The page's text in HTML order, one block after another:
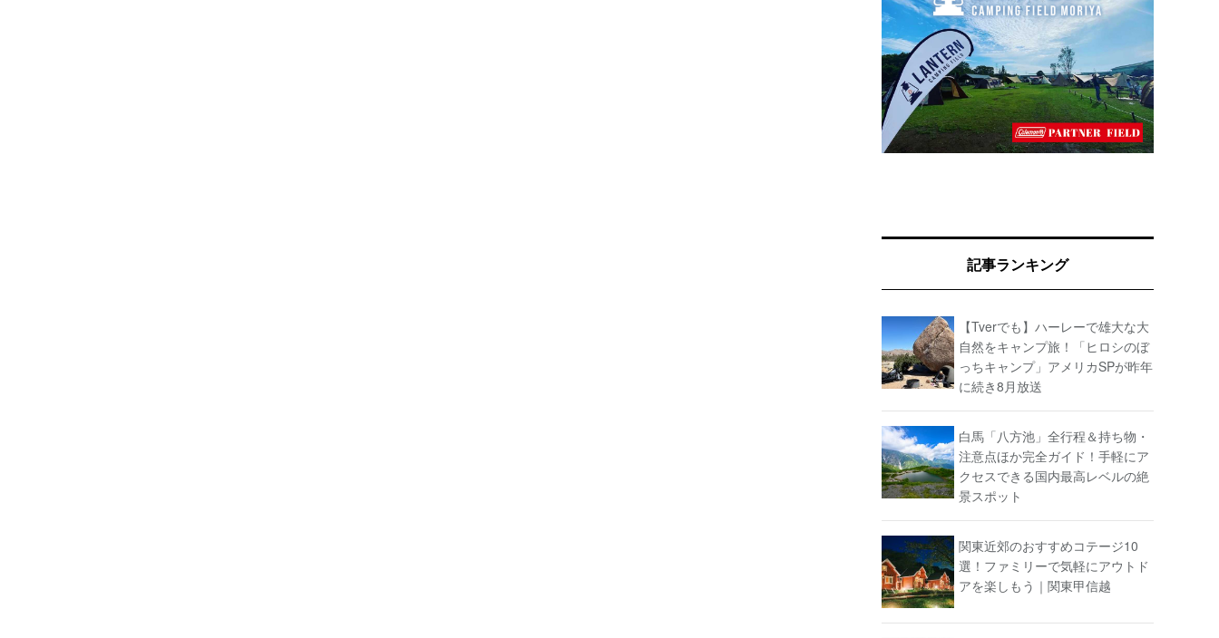
記事ランキング
【Tverでも】ハーレーで雄大な大
自然をキャンプ旅！「ヒロシのぼ
っちキャンプ」アメリカSPが昨年
に続き8月放送
白馬「八方池」全行程＆持ち物・
注意点ほか完全ガイド！手軽にア
クセスできる国内最高レベルの絶
景スポット
関東近郊のおすすめコテージ10
選！ファミリーで気軽にアウトド
アを楽しもう｜関東甲信越